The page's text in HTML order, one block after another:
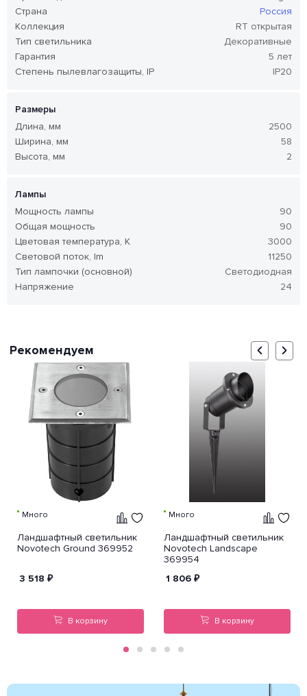
Страна
Россия
Коллекция
RT открытая
Тип светильника
Декоративные
Гарантия
5 лет
Степень пылевлагозащиты, IP
IP20
Размеры
Длина, мм
2500
Ширина, мм
58
Высота, мм
2
Лампы
Мощность лампы
90
Общая мощность
90
Цветовая температура, K
3000
Световой поток, lm
11250
Тип лампочки (основной)
Светодиодная
Напряжение
24
Рекомендуем
Много
Ландшафтный светильник
Novotech Ground 369952
3 518 ₽
В корзину
Много
Ландшафтный светильник
Novotech Landscape
369954
1 806 ₽
В корзину